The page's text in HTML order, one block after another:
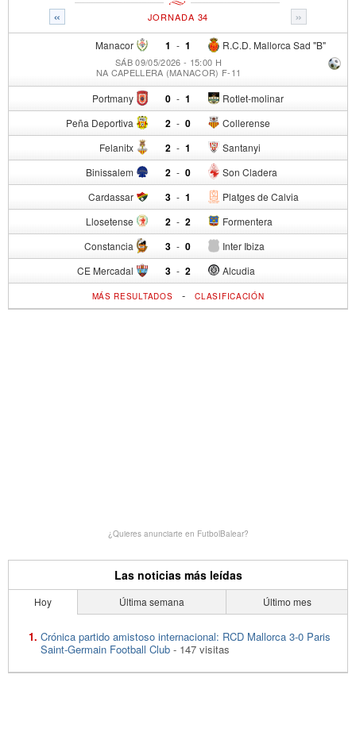
« »
JORNADA 34
Manacor 1 - R.C.D. Mallorca Sad "B"
1
SÁB 09/05/2026 - 15:00 H
NA CAPELLERA (MANACOR) F-11
Portmany 0 - Rotlet-molinar
1
Peña Deportiva 2 - Collerense
0
Felanitx 2 - Santanyi
1
Binissalem 2 - Son Cladera
0
Cardassar 3 - Platges de Calvia
1
Llosetense 2 - Formentera
2
Constancia 3 - Inter Ibiza
0
CE Mercadal 3 - Alcudia
2
MÁS RESULTADOS -CLASIFICACIÓN
¿Quieres anunciarte en FutbolBalear?
Las noticias más leídas
Hoy Última semana Último mes
Crónica partido amistoso internacional: RCD Mallorca 3-0 Paris
Saint-Germain Football Club - 147 visitas